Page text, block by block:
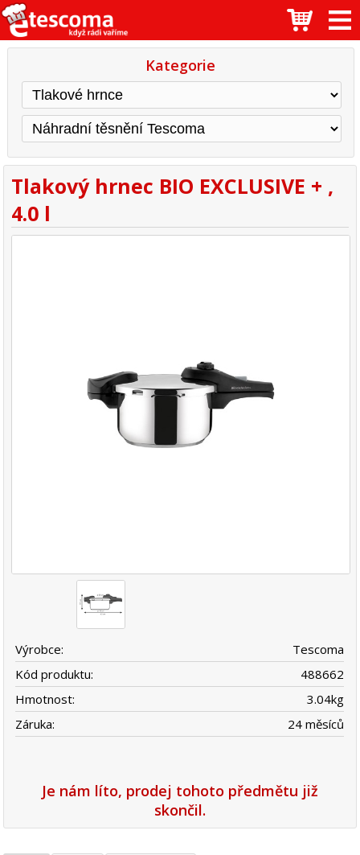
Kategorie
Tlakový hrnec BIO EXCLUSIVE + ,
4.0 l
Výrobce:
Tescoma
Kód produktu:
488662
Hmotnost:
3.04kg
Záruka:
24 měsíců
Je nám líto, prodej tohoto předmětu již
skončil.